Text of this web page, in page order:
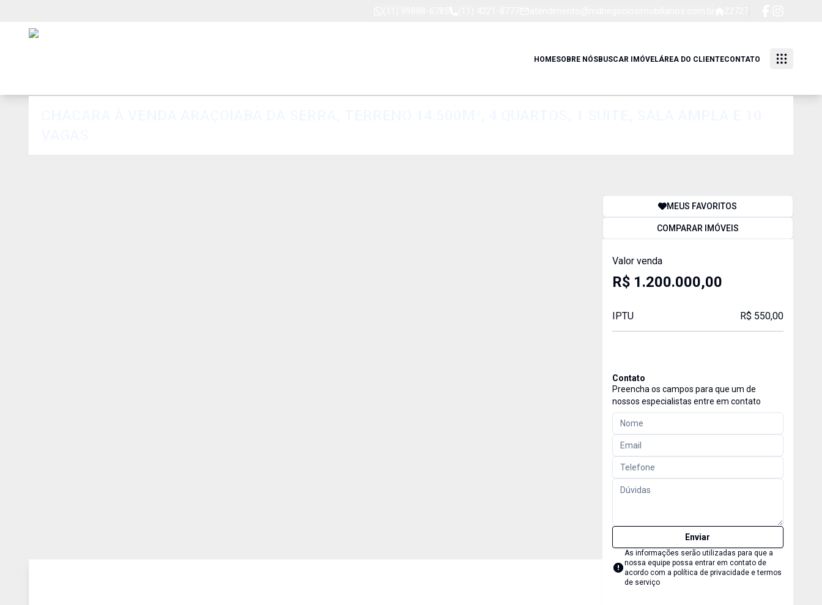
HOMESOBRE NÓSBUSCAR IMÓVELÁREA DO CLIENTECONTATO
MEUS FAVORITOS
COMPARAR IMÓVEIS
Valor venda
R$ 1.200.000,00
IPTU R$ 550,00
Contato
Preencha os campos para que um de
nossos especialistas entre em contato
Enviar
As informações serão utilizadas para que a
nossa equipe possa entrar em contato de
acordo com a política de privacidade e termos
de serviço